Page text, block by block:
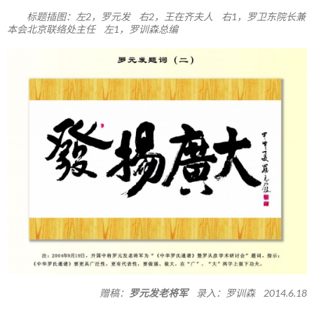
标题插图：左2，罗元发 右2，王在齐夫人 右1，罗卫东院长兼
本会北京联络处主任 左1，罗训森总编
赠稿： 罗元发老将军录入：罗训森 2014.6.18